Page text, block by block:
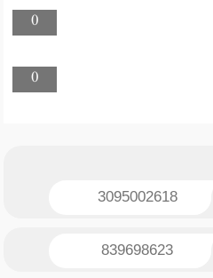
0
0
3095002618
839698623